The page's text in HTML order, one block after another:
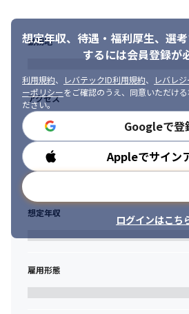
想定年収、待遇・福利厚生、 選
するには会員登録が
利用規約、 レバテックID利用規約、
レバレ
ーポリシーをご確認のうえ、同意いただけ
ださい。
Googleで登
Appleでサイン
ログインはこち
勤務地
アクセス
勤務時間
想定年収
雇用形態